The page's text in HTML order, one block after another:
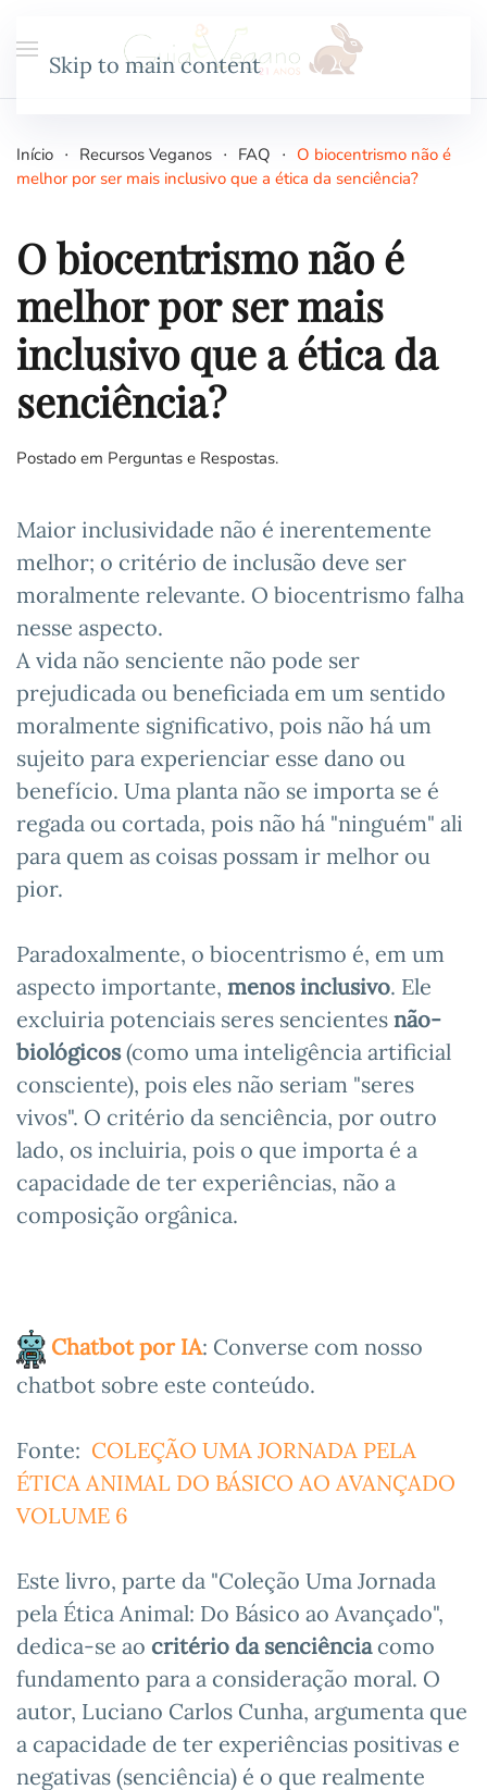
Skip to main content
Início Recursos Veganos FAQ
O biocentrismo não é
melhor por ser mais inclusivo que a ética da senciência?
O biocentrismo não é
melhor por ser mais
inclusivo que a ética da
senciência?
Postado em Perguntas e Respostas.
Maior inclusividade não é inerentemente
melhor; o critério de inclusão deve ser
moralmente relevante. O biocentrismo falha
nesse aspecto.
A vida não senciente não pode ser
prejudicada ou beneficiada em um sentido
moralmente significativo, pois não há um
sujeito para experienciar esse dano ou
benefício. Uma planta não se importa se é
regada ou cortada, pois não há "ninguém" ali
para quem as coisas possam ir melhor ou
pior.
Paradoxalmente, o biocentrismo é, em um
aspecto importante, menos inclusivo. Ele
excluiria potenciais seres sencientes não-
biológicos(como uma inteligência artificial
consciente), pois eles não seriam "seres
vivos". O critério da senciência, por outro
lado, os incluiria, pois o que importa é a
capacidade de ter experiências, não a
composição orgânica.
Chatbot por IA: Converse com nosso
chatbot sobre este conteúdo.
Fonte: COLEÇÃO UMA JORNADA PELA
ÉTICA ANIMAL DO BÁSICO AO AVANÇADO
VOLUME 6
Este livro, parte da "Coleção Uma Jornada
pela Ética Animal: Do Básico ao Avançado",
dedica-se ao critério da senciênciacomo
fundamento para a consideração moral. O
autor, Luciano Carlos Cunha, argumenta que
a capacidade de ter experiências positivas e
negativas (senciência) é o que realmente